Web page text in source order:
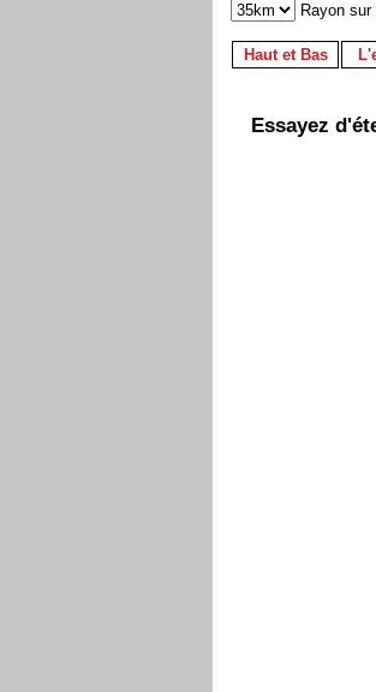
Rayon
Haut et Bas
Essayez